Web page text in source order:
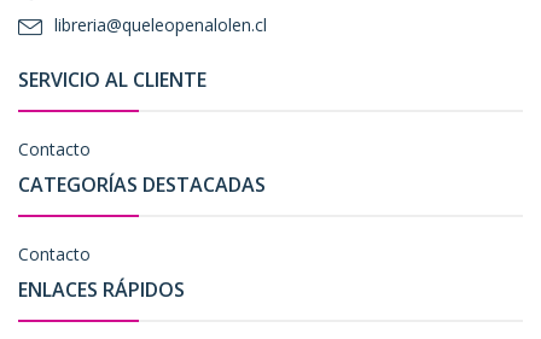
libreria@queleopenalolen.cl
SERVICIO AL CLIENTE
Contacto
CATEGORÍAS DESTACADAS
Contacto
ENLACES RÁPIDOS